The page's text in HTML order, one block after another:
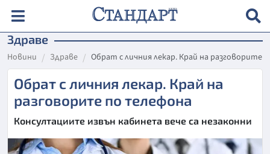
Здраве
Новини Здраве Обрат с личния лекар. Край на разговорите
Обрат с личния лекар. Край на
разговорите по телефона
Консултациите извън кабинета вече са незаконни